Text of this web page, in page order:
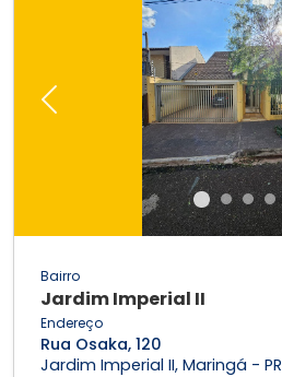
Previous
Bairro
Jardim Imperial II
Endereço
Rua Osaka, 120
Jardim Imperial II, Maringá - PR